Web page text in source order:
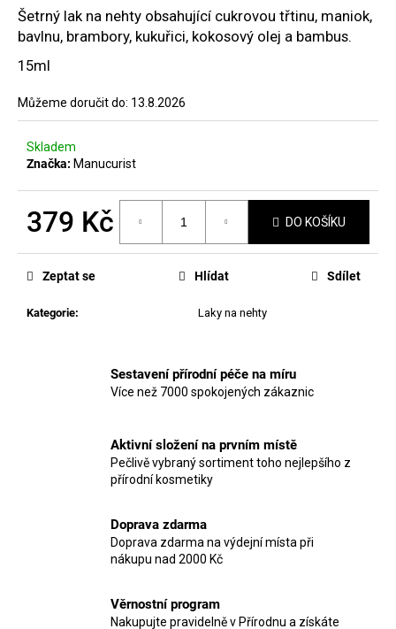
hvězdiček.
Šetrný lak na nehty obsahující cukrovou třtinu, maniok,
bavlnu, brambory, kukuřici, kokosový olej a bambus.
15ml
Můžeme doručit do: 13.8.2026
Skladem
Značka: Manucurist
379 Kč DO KOŠÍKU
Kategorie: Laky na nehty
Zeptat se Hlídat Sdílet
Sestavení přírodní péče na míru
Více než 7000 spokojených zákaznic
Aktivní složení na prvním místě
Pečlivě vybraný sortiment toho nejlepšího z
přírodní kosmetiky
Doprava zdarma
Doprava zdarma na výdejní místa při
nákupu nad 2000 Kč
Věrnostní program
Nakupujte pravidelně v Přírodnu a získáte
u
j
e
e
HEMPTOUCH
MINERAL
SUNSCREEN
SPF
(TÓNOVANÝ)
50